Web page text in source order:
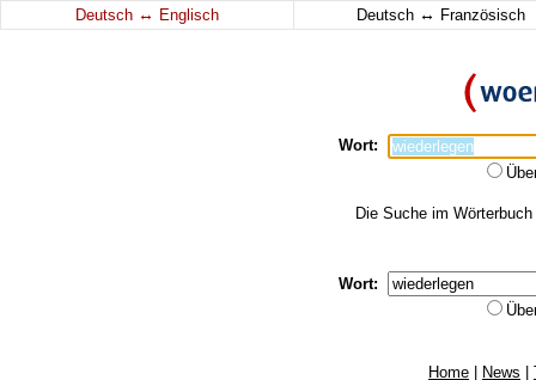
Deutsch ↔ Englisch Deutsch ↔ Französisch
Wort:
Die Suche im
Wort:
Home News